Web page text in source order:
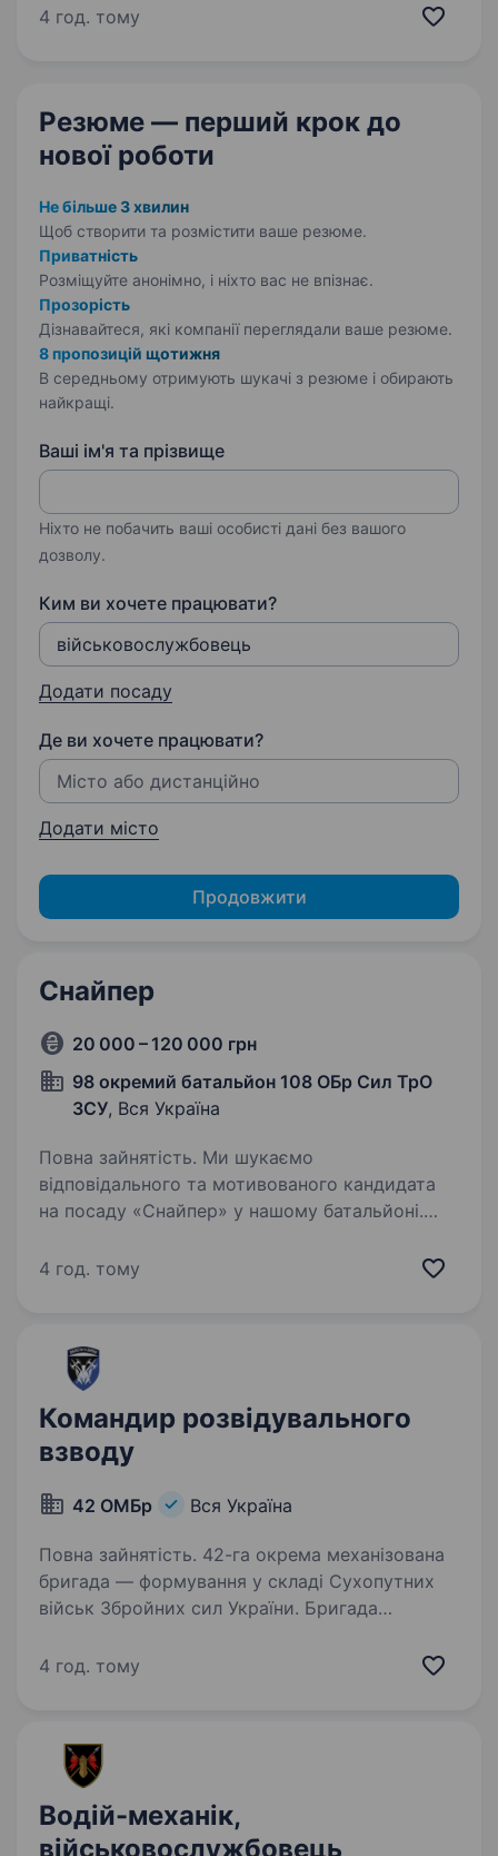
військової техніки, позицій та особового
4 год. тому
Резюме — перший крок до
нової роботи
Не більше 3 хвилин
Щоб створити та розмістити ваше резюме.
Приватність
Розміщуйте анонімно, і ніхто вас не впізнає.
Прозорість
Дізнавайтеся, які компанії переглядали ваше резюме.
8 пропозицій щотижня
В середньому отримують шукачі з резюме і обирають
найкращі.
Ваші ім'я та прізвище
Ніхто не побачить ваші особисті дані без вашого
дозволу.
Ким ви хочете працювати?
Додати посаду
Де ви хочете працювати?
Додати місто
Продовжити
Снайпер
20 000 – 120 000 грн
98 окремий батальйон 108 ОБр Сил ТрО
ЗСУ, Вся Україна
Повна зайнятість. Ми шукаємо
відповідального та мотивованого кандидата
на посаду «Снайпер» у нашому батальйоні.
та маєте бажання приєднатися до нашої
4 год. тому
Командир розвідувального
взводу
42 ОМБр Вся Україна
Повна зайнятість. 42-га окрема механізована
бригада — формування у складі Сухопутних
військ Збройних сил України. Бригада
бригади успішно виконують бойові завдання
4 год. тому
Водій-механік,
військовослужбовець